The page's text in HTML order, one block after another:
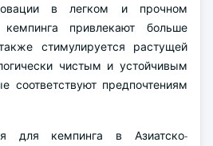
в легком и прочном
привлекают больше
стимулируется растущей
чистым и устойчивым
соответствуют предпочтениям
для кемпинга в Азиатско-